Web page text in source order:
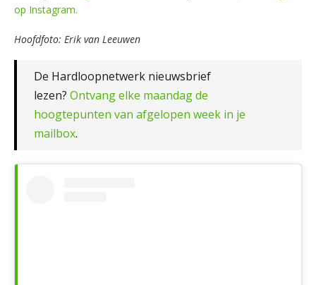
op Instagram.
Hoofdfoto: Erik van Leeuwen
De Hardloopnetwerk nieuwsbrief
lezen? Ontvang elke maandag de
hoogtepunten van afgelopen week in je
mailbox.